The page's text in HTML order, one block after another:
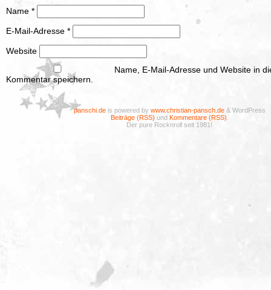
Name *
E-Mail-Adresse *
Website
Name, E-Mail-Adresse und Website in
Kommentar speichern.
panschi.deis powered by www.christian-pansch.de& WordPress
Beiträge (RSS) und Kommentare (RSS)
Der pure Rocknroll seit 1981!